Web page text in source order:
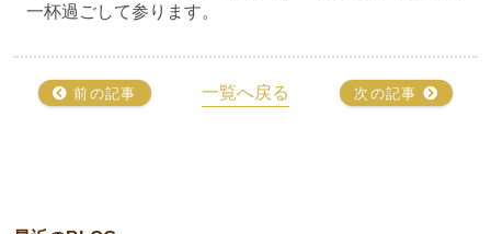
一杯過ごして参ります。
前の記事 一覧へ戻る 次の記事